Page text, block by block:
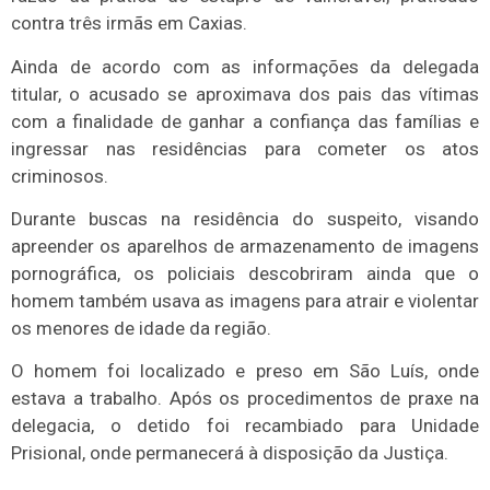
contra três irmãs em Caxias.
Ainda de acordo com as informações da delegada
titular, o acusado se aproximava dos pais das vítimas
com a finalidade de ganhar a confiança das famílias e
ingressar nas residências para cometer os atos
criminosos.
Durante buscas na residência do suspeito, visando
apreender os aparelhos de armazenamento de imagens
pornográfica, os policiais descobriram ainda que o
homem também usava as imagens para atrair e violentar
os menores de idade da região.
O homem foi localizado e preso em São Luís, onde
estava a trabalho. Após os procedimentos de praxe na
delegacia, o detido foi recambiado para Unidade
Prisional, onde permanecerá à disposição da Justiça.